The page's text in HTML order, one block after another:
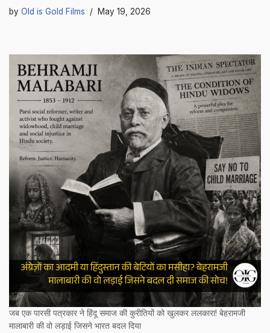
by Old is Gold Films May 19, 2026
जब एक पारसी पत्रकार ने हिंदू समाज की कुरीतियों को खुलकर ललकारा! बेहरामजी
मालाबारी की वो लड़ाई जिसने भारत बदल दिया